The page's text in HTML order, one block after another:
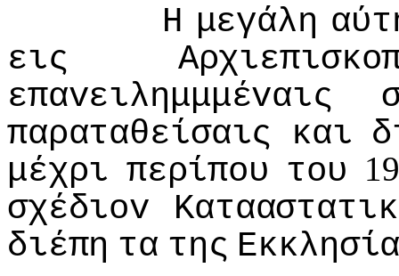
Η μεγάλη
εις
επαvειλημμμέvαις
παραταθείσαις
και
μέχρι περίπoυ τoυ
σχέδιov
διέπη τα της